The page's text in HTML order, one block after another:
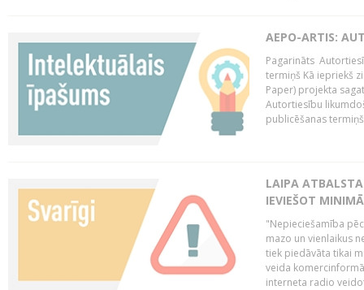
AEPO-ARTIS:
Pagarināts
termiņš Kā iepriekš
Paper) projekta
Autortiesību
publicēšanas
LAIPA
IEVIEŠOT
"Nepieciešamība
mazo un vienlaikus
tiek piedāvāta tikai
veida
interneta radio